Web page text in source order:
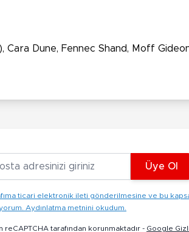
Cara Dune, Fennec Shand, Moff
Üye Ol
ticari elektronik ileti gönderilmesine ve bu
Aydınlatma metnini okudum.
reCAPTCHA tarafından korunmaktadır - Google